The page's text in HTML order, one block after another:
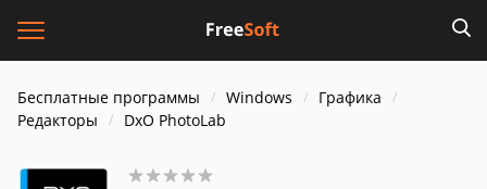
Бесплатные программы Windows
Графика
Редакторы
DxO PhotoLab